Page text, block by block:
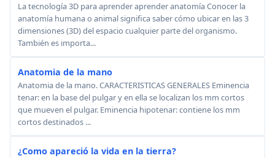
La tecnología 3D para aprender aprender anatomía Conocer la
anatomía humana o animal significa saber cómo ubicar en las 3
dimensiones (3D) del espacio cualquier parte del organismo.
También es importa...
Anatomia de la mano
Anatomia de la mano. CARACTERISTICAS GENERALES Eminencia
tenar: en la base del pulgar y en ella se localizan los mm cortos
que mueven el pulgar. Eminencia hipotenar: contiene los mm
cortos destinados ...
¿Como apareció la vida en la tierra?